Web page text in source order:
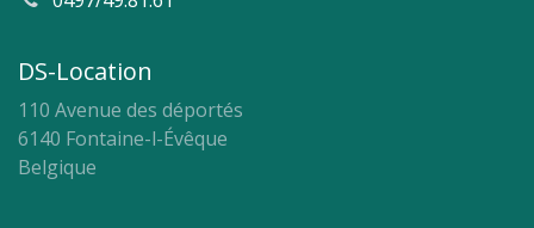
DS-Location
110 Avenue des déportés
6140 Fontaine-l-Évêque
Belgique